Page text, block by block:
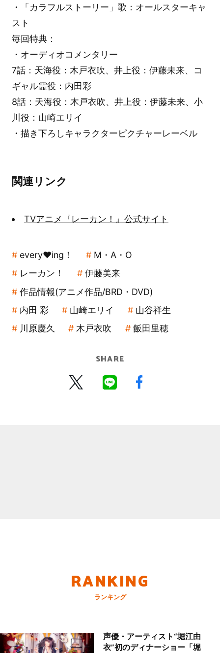
・「カラフルストーリー」歌：オールスターキャ
スト
毎回特典：
・オーディオコメンタリー
7話：天海役：木戸衣吹、井上役：伊藤未来、コ
ギャル霊役：内田彩
8話：天海役：木戸衣吹、井上役：伊藤未来、小
川役：山崎エリイ
・描き下ろしキャラクターピクチャーレーベル
関連リンク
TVアニメ『レーカン！』公式サイト
every❤ing！
M・A・O
レーカン！
伊藤美来
作品情報(アニメ作品/BRD・DVD)
内田 彩
山崎エリイ
山谷祥生
川原慶久
木戸衣吹 飯田里穂
SHARE
RANKING
ランキング
声優・アーティスト“堀江由
衣”初のディナーショー「堀